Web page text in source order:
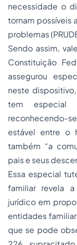
necessidade o
tornam possíveis
problemas
Sendo assim,
Constituição
assegurou
neste
tem especial
reconhecendo-
estável entre o
também “a
pais e seus
Essa especial
familiar revela
jurídico em
entidades
que se pode